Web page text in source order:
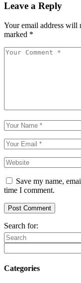
Leave a Reply
Your email address will
marked *
Save my name,
time I comment.
Post Comment
Search for:
Categories